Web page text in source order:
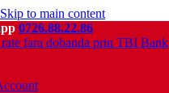
Skip to main content
0726.88.22.86
fara dobanda prin TBI Bank